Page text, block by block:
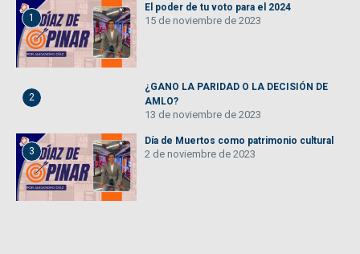
1
El poder de tu voto para el 2024
15 de noviembre de 2023
2
¿GANO LA PARIDAD O LA DECISIÓN DE
AMLO?
13 de noviembre de 2023
3
Día de Muertos como patrimonio cultural
2 de noviembre de 2023